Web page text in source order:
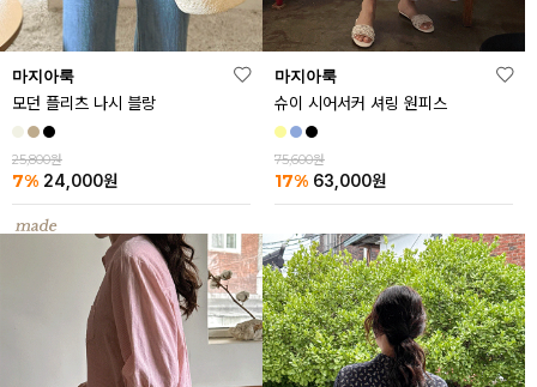
마지아룩
모던 플리츠 나시 블랑
25,800원
7% 24,000원
마지아룩
슈이 시어서커 셔링 원피스
75,600원
17% 63,000원